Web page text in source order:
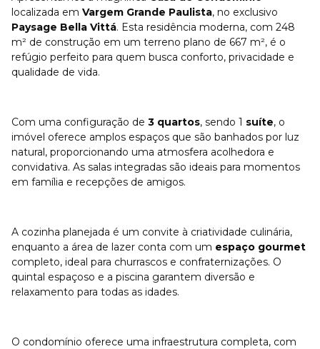
localizada em Vargem Grande Paulista, no exclusivo
Paysage Bella Vittá. Esta residência moderna, com 248
m² de construção em um terreno plano de 667 m², é o
refúgio perfeito para quem busca conforto, privacidade e
qualidade de vida.
Com uma configuração de 3 quartos, sendo 1 suíte, o
imóvel oferece amplos espaços que são banhados por luz
natural, proporcionando uma atmosfera acolhedora e
convidativa. As salas integradas são ideais para momentos
em família e recepções de amigos.
A cozinha planejada é um convite à criatividade culinária,
enquanto a área de lazer conta com um espaço gourmet
completo, ideal para churrascos e confraternizações. O
quintal espaçoso e a piscina garantem diversão e
relaxamento para todas as idades.
O condomínio oferece uma infraestrutura completa, com